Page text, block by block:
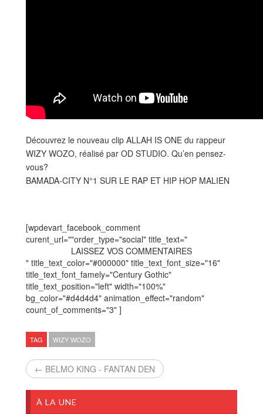
Découvrez le nouveau clip ALLAH IS ONE du rappeur
WIZY WOZO, réalisé par OD STUDIO. Qu’en pensez-
vous?
BAMADA-CITY N°1 SUR LE RAP ET HIP HOP MALIEN
[wpdevart_facebook_comment
curent_url=""order_type="social" title_text="
LAISSEZ VOS COMMENTAIRES
" title_text_color="#000000" title_text_font_size="16"
title_text_font_famely="Century Gothic"
title_text_position="left" width="100%"
bg_color="#d4d4d4" animation_effect="random"
count_of_comments="3" ]
TAG WIZY WOZO
← BELMO KING - FANTAN DEN
À LA UNE